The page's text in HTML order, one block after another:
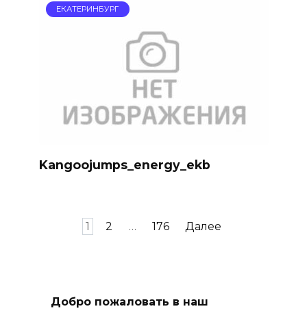
ЕКАТЕРИНБУРГ
Kangoojumps_energy_ekb
1 2 … 176 Далее
Добро пожаловать в наш